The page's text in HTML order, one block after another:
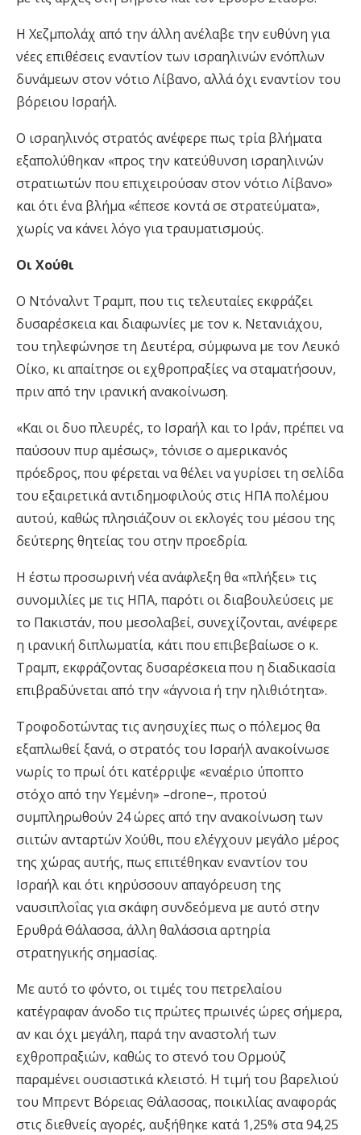
Η Χεζμπολάχ από την άλλη ανέλαβε την ευθύνη για
νέες επιθέσεις εναντίον των ισραηλινών ενόπλων
δυνάμεων στον νότιο Λίβανο, αλλά όχι εναντίον του
βόρειου Ισραήλ.
Ο ισραηλινός στρατός ανέφερε πως τρία βλήματα
εξαπολύθηκαν «προς την κατεύθυνση ισραηλινών
στρατιωτών που επιχειρούσαν στον νότιο Λίβανο»
και ότι ένα βλήμα «έπεσε κοντά σε στρατεύματα»,
χωρίς να κάνει λόγο για τραυματισμούς.
Οι Χούθι
Ο Ντόναλντ Τραμπ, που τις τελευταίες εκφράζει
δυσαρέσκεια και διαφωνίες με τον κ. Νετανιάχου,
του τηλεφώνησε τη Δευτέρα, σύμφωνα με τον Λευκό
Οίκο, κι απαίτησε οι εχθροπραξίες να σταματήσουν,
πριν από την ιρανική ανακοίνωση.
«Και οι δυο πλευρές, το Ισραήλ και το Ιράν, πρέπει να
παύσουν πυρ αμέσως», τόνισε ο αμερικανός
πρόεδρος, που φέρεται να θέλει να γυρίσει τη σελίδα
του εξαιρετικά αντιδημοφιλούς στις ΗΠΑ πολέμου
αυτού, καθώς πλησιάζουν οι εκλογές του μέσου της
δεύτερης θητείας του στην προεδρία.
Η έστω προσωρινή νέα ανάφλεξη θα «πλήξει» τις
συνομιλίες με τις ΗΠΑ, παρότι οι διαβουλεύσεις με
το Πακιστάν, που μεσολαβεί, συνεχίζονται, ανέφερε
η ιρανική διπλωματία, κάτι που επιβεβαίωσε ο κ.
Τραμπ, εκφράζοντας δυσαρέσκεια που η διαδικασία
επιβραδύνεται από την «άγνοια ή την ηλιθιότητα».
Τροφοδοτώντας τις ανησυχίες πως ο πόλεμος θα
εξαπλωθεί ξανά, ο στρατός του Ισραήλ ανακοίνωσε
νωρίς το πρωί ότι κατέρριψε «εναέριο ύποπτο
στόχο από την Υεμένη» –drone–, προτού
συμπληρωθούν 24 ώρες από την ανακοίνωση των
σιιτών ανταρτών Χούθι, που ελέγχουν μεγάλο μέρος
της χώρας αυτής, πως επιτέθηκαν εναντίον του
Ισραήλ και ότι κηρύσσουν απαγόρευση της
ναυσιπλοΐας για σκάφη συνδεόμενα με αυτό στην
Ερυθρά Θάλασσα, άλλη θαλάσσια αρτηρία
στρατηγικής σημασίας.
Με αυτό το φόντο, οι τιμές του πετρελαίου
κατέγραφαν άνοδο τις πρώτες πρωινές ώρες σήμερα,
αν και όχι μεγάλη, παρά την αναστολή των
εχθροπραξιών, καθώς το στενό του Ορμούζ
παραμένει ουσιαστικά κλειστό. Η τιμή του βαρελιού
του Μπρεντ Βόρειας Θάλασσας, ποικιλίας αναφοράς
στις διεθνείς αγορές, αυξήθηκε κατά 1,25% στα 94,25